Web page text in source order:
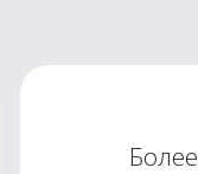
Более